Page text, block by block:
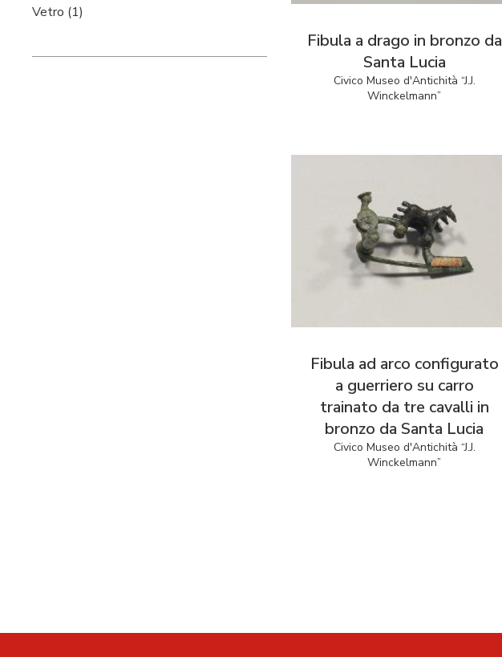
Vetro (1)
Fibula a drago in bronzo da
Santa Lucia
Civico Museo d'Antichità “J.J.
Winckelmann”
Fibula ad arco configurato
a guerriero su carro
trainato da tre cavalli in
bronzo da Santa Lucia
Civico Museo d'Antichità “J.J.
Winckelmann”